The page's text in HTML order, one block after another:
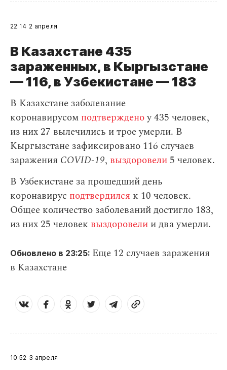
22:14 2 апреля
В Казахстане 435
зараженных, в Кыргызстане
— 116, в Узбекистане — 183
В Казахстане заболевание
коронавирусом подтвержденоу 435 человек,
из них 27 вылечились и трое умерли. В
Кыргызстане зафиксировано 116 случаев
заражения СOVID-19, выздоровели 5 человек.
В Узбекистане за прошедший день
коронавирус подтвердился к 10 человек.
Общее количество заболеваний достигло 183,
из них 25 человек выздоровели и два умерли.
Обновлено в 23:25: Еще 12 случаев заражения
в Казахстане
10:52 3 апреля